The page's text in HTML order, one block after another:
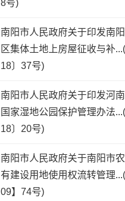
8号)
南阳市人民政府关于印发南
区集体土地上房屋征收与补
18〕37号)
南阳市人民政府关于印发河
国家湿地公园保护管理办法
18〕20号)
南阳市人民政府关于南阳市
有建设用地使用权流转管理
09】74号)